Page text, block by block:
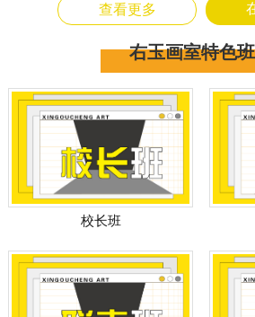
查看更多
右玉画室特色
校长班